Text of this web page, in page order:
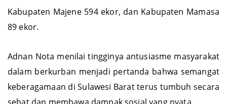
Kabupaten Majene 594 ekor, dan Kabupaten Mamasa
89 ekor.
Adnan Nota menilai tingginya antusiasme masyarakat
dalam berkurban menjadi pertanda bahwa semangat
keberagamaan di Sulawesi Barat terus tumbuh secara